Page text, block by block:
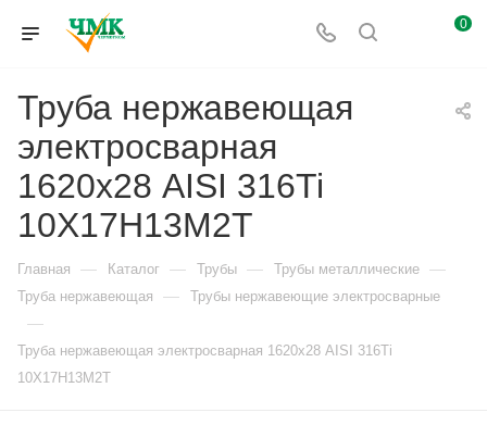
0
Труба нержавеющая
электросварная
1620х28 AISI 316Ti
10Х17Н13М2Т
Главная — Каталог — Трубы — Трубы металлические —
Труба нержавеющая — Трубы нержавеющие электросварные
—
Труба нержавеющая электросварная 1620х28 AISI 316Ti
10Х17Н13М2Т